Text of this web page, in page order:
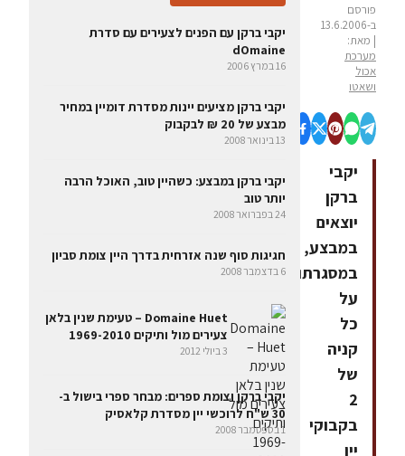
פורסם
ב-13.6.2006
| מאת:
מערכת
אכול
ושאטו
יקבי
ברקן
יוצאים
במבצע,
במסגרתו
על
כל
קניה
של
2
בקבוקי
יין
יקבי ברקן עם הפנים לצעירים עם סדרת
dOmaine
16 במרץ 2006
יקבי ברקן מציעים יינות מסדרת דומיין במחיר
מבצע של 20 ₪ לבקבוק
13 בינואר 2008
יקבי ברקן במבצע: כשהיין טוב, האוכל הרבה
יותר טוב
24 בפברואר 2008
חגיגות סוף שנה אזרחית בדרך היין צומת סביון
6 בדצמבר 2008
Domaine Huet – טעימת שנין בלאן
צעירים מול ותיקים 1969-2010
3 ביולי 2012
יקבי ברקן וצומת ספרים: מבחר ספרי בישול ב-
30 ש"ח לרוכשי יין מסדרת קלאסיק
1 בספטמבר 2008